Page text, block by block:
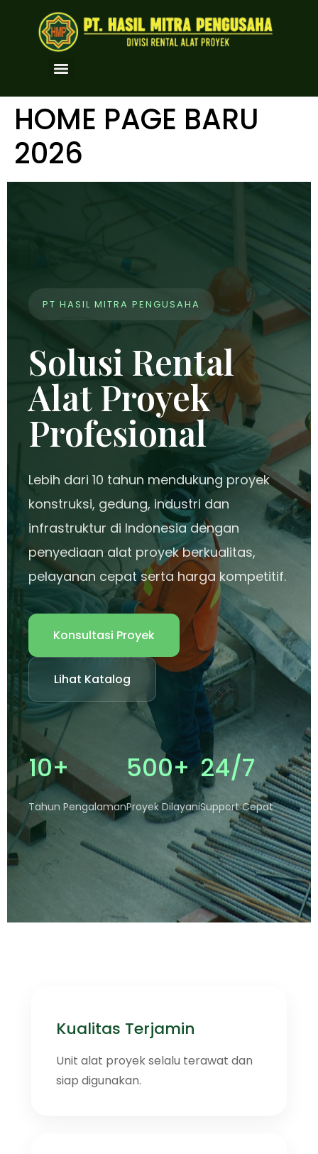
HOME PAGE BARU
2026
PT HASIL MITRA PENGUSAHA
Solusi Rental
Alat Proyek
Profesional
Lebih dari 10 tahun mendukung proyek
konstruksi, gedung, industri dan
infrastruktur di Indonesia dengan
penyediaan alat proyek berkualitas,
pelayanan cepat serta harga kompetitif.
Konsultasi Proyek
Lihat Katalog
10+
Tahun Pengalaman
500+
Proyek Dilayani
24/7
Support Cepat
Kualitas Terjamin
Unit alat proyek selalu terawat dan
siap digunakan.